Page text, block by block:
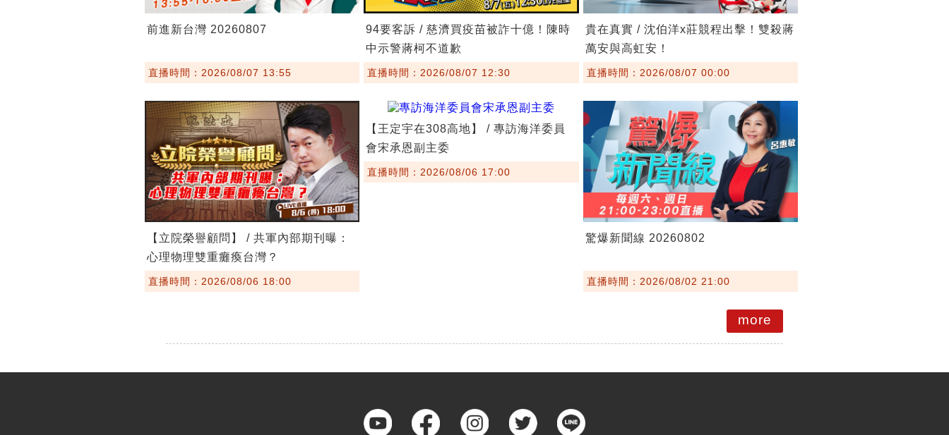
前進新台灣 20260807
直播時間：2026/08/07 13:55
94要客訴 / 慈濟買疫苗被詐十億！陳時
中示警蔣柯不道歉
直播時間：2026/08/07 12:30
貴在真實 / 沈伯洋x莊競程出擊！雙殺蔣
萬安與高虹安！
直播時間：2026/08/07 00:00
【立院榮譽顧問】 / 共軍內部期刊曝：
心理物理雙重癱瘓台灣？
直播時間：2026/08/06 18:00
【王定宇在308高地】 / 專訪海洋委員
會宋承恩副主委
直播時間：2026/08/06 17:00
驚爆新聞線 20260802
直播時間：2026/08/02 21:00
more